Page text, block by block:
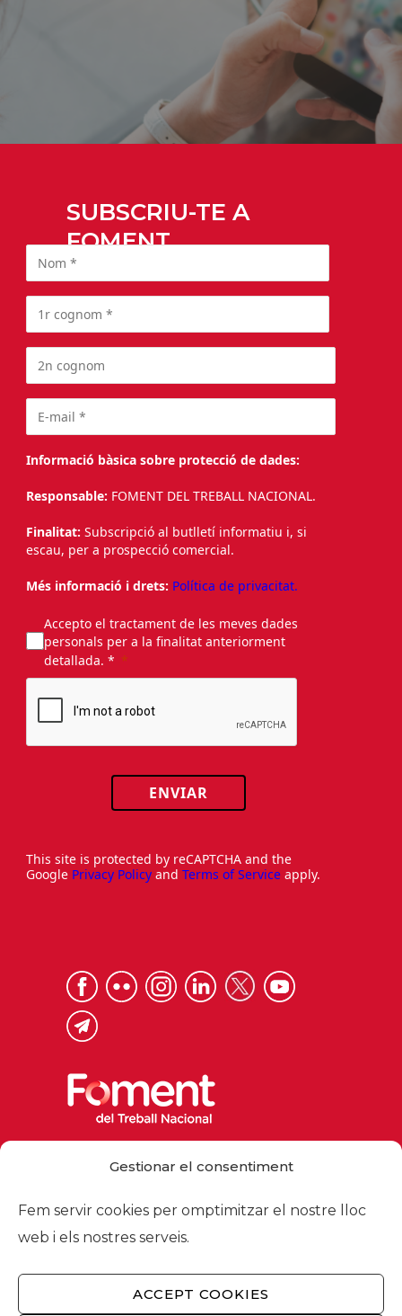
Gestionar el consentiment
Fem servir cookies per omptimitzar el nostre lloc
web i els nostres serveis.
ACCEPT COOKIES
SUBSCRIU-TE A
FOMENT
Informació bàsica sobre protecció de dades:
Responsable: FOMENT DEL TREBALL NACIONAL.
Finalitat: Subscripció al butlletí informatiu i, si
escau, per a prospecció comercial.
Més informació i drets: Política de privacitat.
Accepto el tractament de les meves dades
personals per a la finalitat anteriorment
detallada. *
ENVIAR
This site is protected by reCAPTCHA and the
Google Privacy Policy and Terms of Service apply.
foment@foment.com
© 2026 - Foment del Treball Nacional